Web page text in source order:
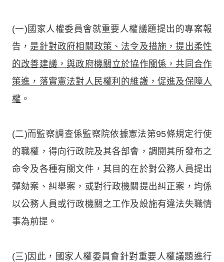
(一)國家人權委員會就重要人權議題提出的專案報
告， 是針對政府相關政策、法令及措施，提出柔性
的改善建議，與政府機關立於協作關係，共同合作
策進，落實憲法對人民權利的維護，促進及保障人
權 。
(二)而監察調查係監察院依據憲法第95條規定行使
的職權，得向行政院及其各部會，調閱其所發布之
命令及各種有關文件，其目的在於對公務人員提出
彈劾案、糾舉案，或對行政機關提出糾正案，均係
以公務人員或行政機關之工作及設施有違法失職情
事為前提。
(三)因此，國家人權委員會針對重要人權議題進行